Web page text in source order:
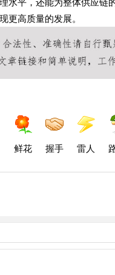
水平，还能为整体供应链
更高质量的发展。
鲜花 握手 雷人